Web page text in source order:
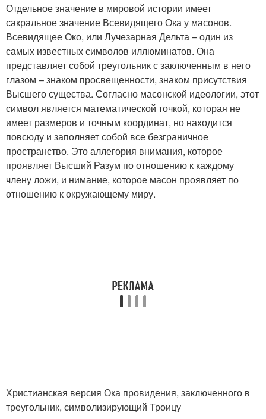
Отдельное значение в мировой истории имеет
сакральное значение Всевидящего Ока у масонов.
Всевидящее Око, или Лучезарная Дельта – один из
самых известных символов иллюминатов. Она
представляет собой треугольник с заключенным в него
глазом – знаком просвещенности, знаком присутствия
Высшего существа. Согласно масонской идеологии, этот
символ является математической точкой, которая не
имеет размеров и точным координат, но находится
повсюду и заполняет собой все безграничное
пространство. Это аллегория внимания, которое
проявляет Высший Разум по отношению к каждому
члену ложи, и нимание, которое масон проявляет по
отношению к окружающему миру.
Христианская версия Ока провидения, заключенного в
треугольник, символизирующий Троицу